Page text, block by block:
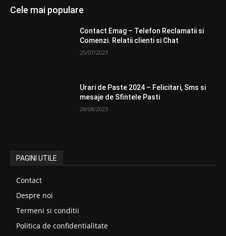
Cele mai populare
Contact Emag – Telefon Reclamatii si
Comenzi. Relatii clienti si Chat
25/07/2023
Urari de Paste 2024 – Felicitari, Sms si
mesaje de Sfintele Pasti
28/08/2023
PAGINI UTILE
Contact
Despre noi
Termeni si conditii
Politica de confidentialitate